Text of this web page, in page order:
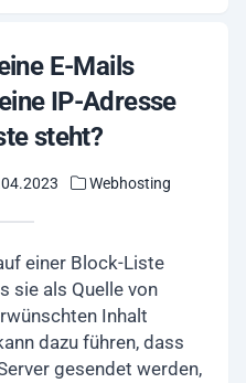
E-Mails
IP-Adresse
steht?
Webhosting
einer Block-Liste
sie als Quelle von
Inhalt
dazu führen, dass
gesendet werden,